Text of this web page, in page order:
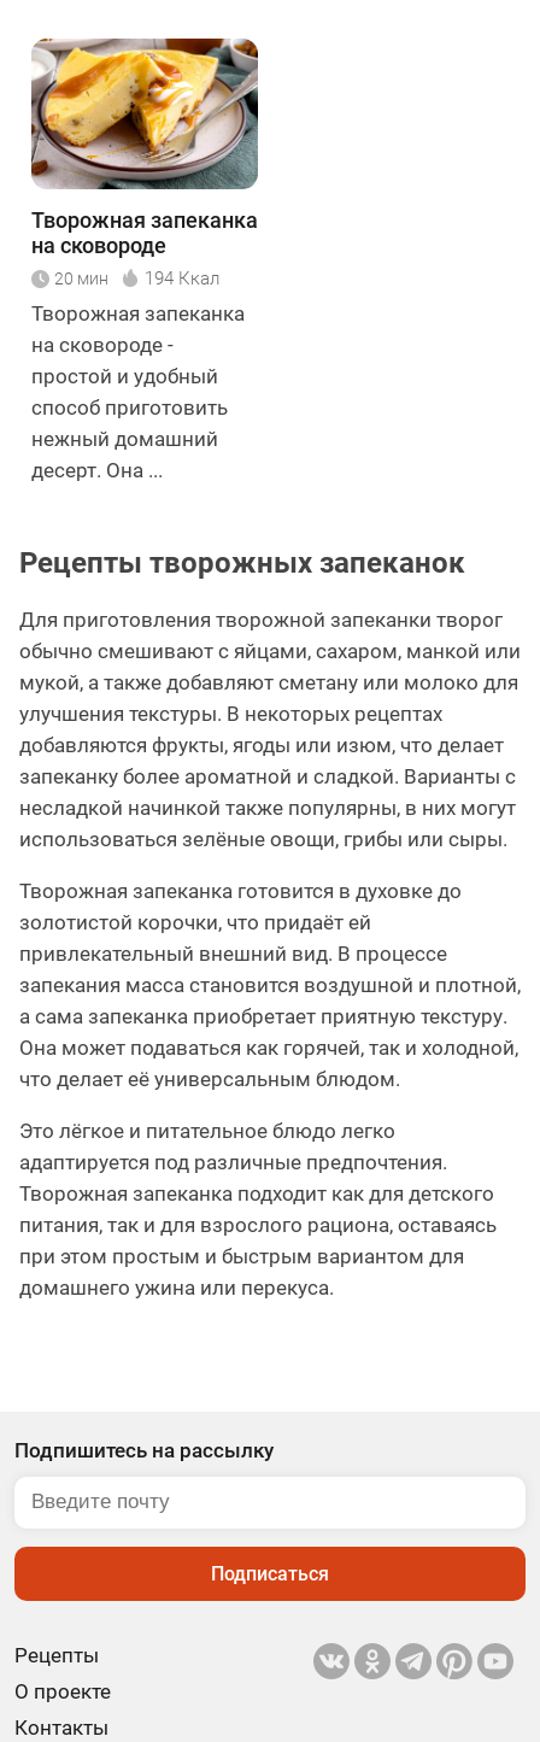
Творожная запеканка
на сковороде
20 мин 194 Ккал
Творожная запеканка
на сковороде -
простой и удобный
способ приготовить
нежный домашний
десерт. Она ...
Рецепты творожных запеканок
Для приготовления творожной запеканки творог
обычно смешивают с яйцами, сахаром, манкой или
мукой, а также добавляют сметану или молоко для
улучшения текстуры. В некоторых рецептах
добавляются фрукты, ягоды или изюм, что делает
запеканку более ароматной и сладкой. Варианты с
несладкой начинкой также популярны, в них могут
использоваться зелёные овощи, грибы или сыры.
Творожная запеканка готовится в духовке до
золотистой корочки, что придаёт ей
привлекательный внешний вид. В процессе
запекания масса становится воздушной и плотной,
а сама запеканка приобретает приятную текстуру.
Она может подаваться как горячей, так и холодной,
что делает её универсальным блюдом.
Это лёгкое и питательное блюдо легко
адаптируется под различные предпочтения.
Творожная запеканка подходит как для детского
питания, так и для взрослого рациона, оставаясь
при этом простым и быстрым вариантом для
домашнего ужина или перекуса.
Рецепты
О проекте
Контакты
Подпишитесь на рассылку
Подписаться